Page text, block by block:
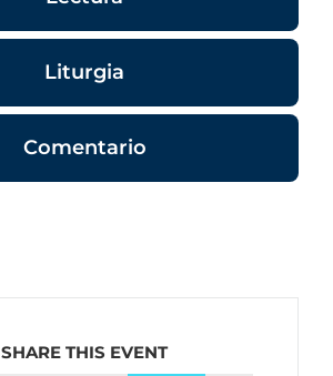
Liturgia
Comentario
SHARE THIS EVENT